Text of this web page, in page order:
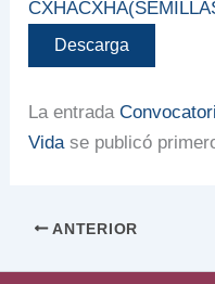
Descarga
La entrada
Vida se publicó
ANTERIOR